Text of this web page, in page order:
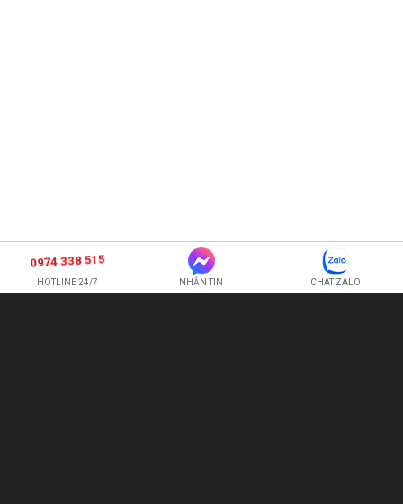
0974 338 515
HOTLINE 24/7 NHẮN TIN CHAT ZALO